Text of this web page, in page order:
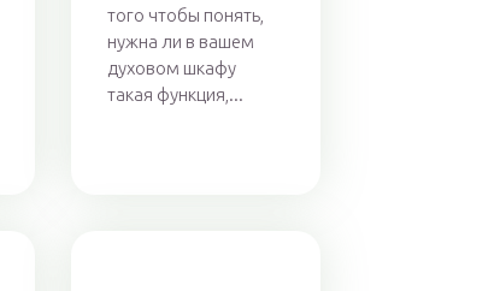
того чтобы понять,
нужна ли в вашем
духовом шкафу
такая функция,...